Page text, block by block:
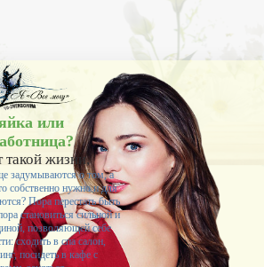
— это ум. Самая большая нищета — глупость. Из
самый пугающий — самолюбование.
с хорошим советом, это пропустить его мимо
бывает полезен никому, кроме того, кто его дал.
советы и очень не люблю, когда их дают мне.
или
такой жизни,
задумываются о том, а
собственно нужно и для
Пора перестать быть
становиться сильной и
позволяющей себе
сходить в спа салон,
посидеть в кафе с